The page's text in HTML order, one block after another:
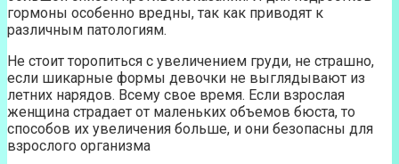
гормоны особенно вредны, так как приводят к
различным патологиям.
Не стоит торопиться с увеличением груди, не страшно,
если шикарные формы девочки не выглядывают из
летних нарядов. Всему свое время. Если взрослая
женщина страдает от маленьких объемов бюста, то
способов их увеличения больше, и они безопасны для
взрослого организма